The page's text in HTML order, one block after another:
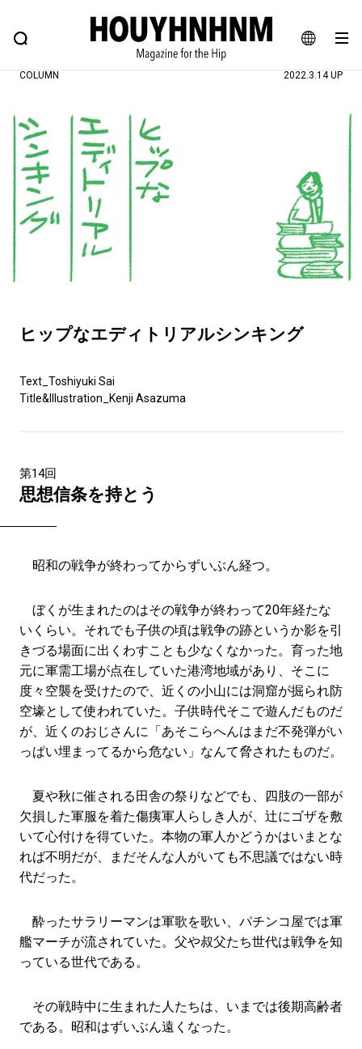
JA
FEATURE BLOG SNAP
ヒップなファッション、カルチャー、ライフスタイルWEBマガジン
#注目のタグ
#SHOPPING ADDICT
#ESSENTIAL DESIGNS
#NEW VINTAGE
#路地裏てぃーん。
#GH 銘品の所以
#ととけん #FASHION #MUSIC #MOVIE
#SPORTS
COLUMN 2022.3.14 UP
ヒップなエディトリアルシンキング
Text_Toshiyuki Sai
Title&Illustration_Kenji Asazuma
第14回
思想信条を持とう
昭和の戦争が終わってからずいぶん経つ。
ぼくが生まれたのはその戦争が終わって20年経たな
いくらい。それでも子供の頃は戦争の跡というか影を引
きづる場面に出くわすことも少なくなかった。育った地
元に軍需工場が点在していた港湾地域があり、そこに
度々空襲を受けたので、近くの小山には洞窟が掘られ防
空壕として使われていた。子供時代そこで遊んだものだ
が、近くのおじさんに「あそこらへんはまだ不発弾がい
っぱい埋まってるから危ない」なんて脅されたものだ。
夏や秋に催される田舎の祭りなどでも、四肢の一部が
欠損した軍服を着た傷痍軍人らしき人が、辻にゴザを敷
いて心付けを得ていた。本物の軍人かどうかはいまとな
れば不明だが、まだそんな人がいても不思議ではない時
代だった。
酔ったサラリーマンは軍歌を歌い、パチンコ屋では軍
艦マーチが流されていた。父や叔父たち世代は戦争を知
っている世代である。
その戦時中に生まれた人たちは、いまでは後期高齢者
である。昭和はずいぶん遠くなった。